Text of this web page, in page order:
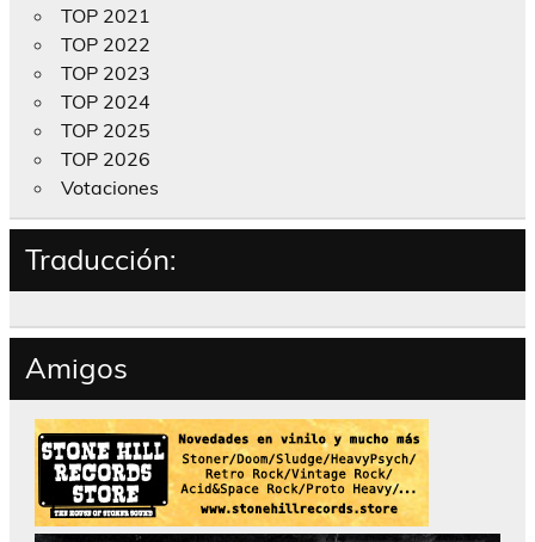
TOP 2021
TOP 2022
TOP 2023
TOP 2024
TOP 2025
TOP 2026
Votaciones
Traducción:
Amigos